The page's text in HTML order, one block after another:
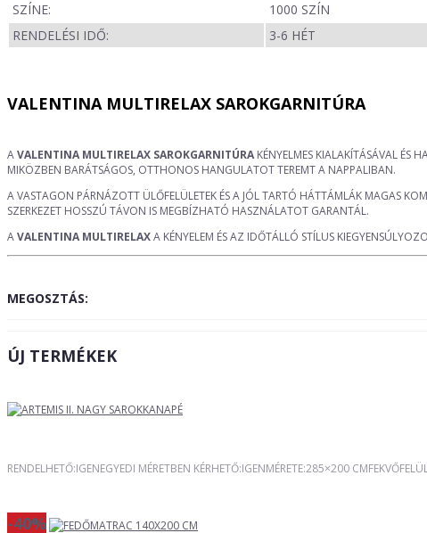
SZÍNE:
1000 SZÍN
RENDELÉSI IDŐ:
3-6 HÉT
VALENTINA MULTIRELAX SAROKGARNITÚRA
AVALENTINA MULTIRELAX SAROKGARNITÚRA KÉNYELMES KIALAKÍTÁSÁVAL ÉS
MIKÖZBEN BARÁTSÁGOS, OTTHONOS HANGULATOT TEREMT A NAPPALIBAN.
A VASTAGON PÁRNÁZOTT ÜLŐFELÜLETEK ÉS A JÓL TARTÓ HÁTTÁMLÁK MAGAS
SZERKEZET HOSSZÚ TÁVON IS MEGBÍZHATÓ HASZNÁLATOT GARANTÁL.
AVALENTINA MULTIRELAXA KÉNYELEM ÉS AZ IDŐTÁLLÓ STÍLUS
MEGOSZTÁS:
ÚJ TERMÉKEK
RENDELHETŐ:IGENEGYEDI MÉRETBEN KÉRHETŐ:IGENMÉRETE:285×200
-40%